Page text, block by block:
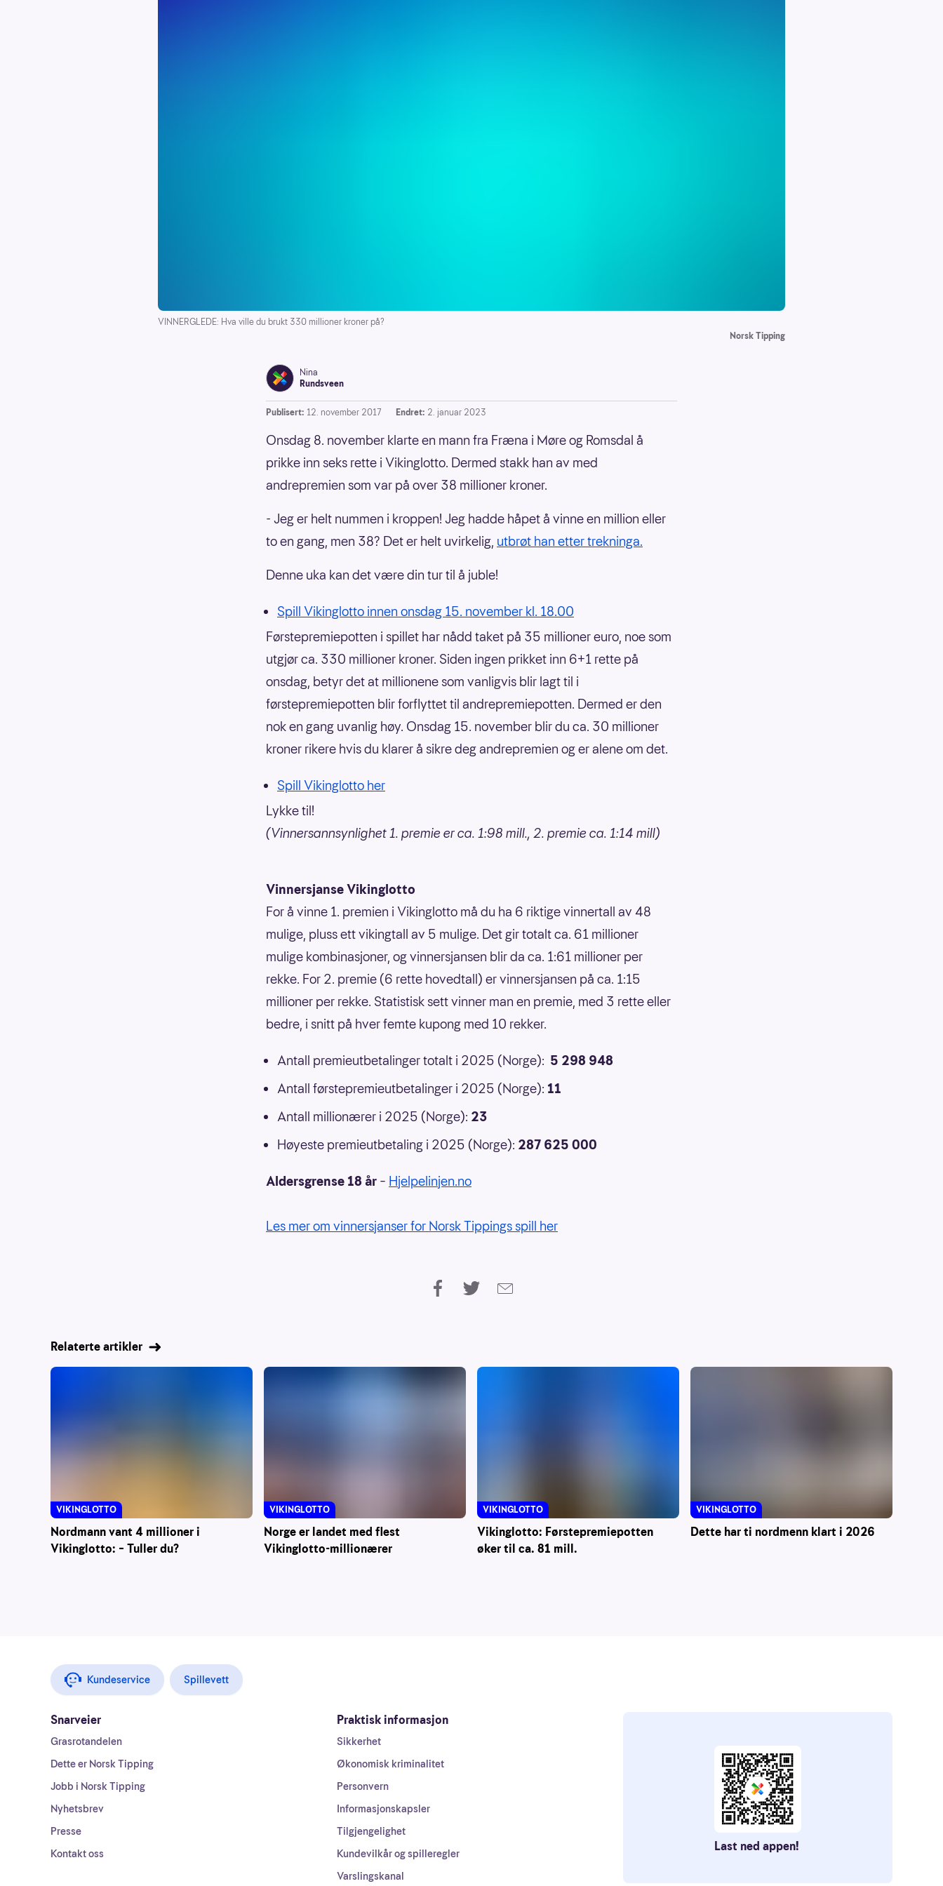
VINNERGLEDE: Hva ville du brukt 330 millioner kroner på?
Norsk Tipping
Nina
Rundsveen
Publisert: 12. november 2017 Endret: 2. januar 2023
Onsdag 8. november klarte en mann fra Fræna i Møre og Romsdal å
prikke inn seks rette i Vikinglotto. Dermed stakk han av med
andrepremien som var på over 38 millioner kroner.
- Jeg er helt nummen i kroppen! Jeg hadde håpet å vinne en million eller
to en gang, men 38? Det er helt uvirkelig, utbrøt han etter trekninga.
Denne uka kan det være din tur til å juble!
Spill Vikinglotto innen onsdag 15. november kl. 18.00
Førstepremiepotten i spillet har nådd taket på 35 millioner euro, noe som
utgjør ca. 330 millioner kroner. Siden ingen prikket inn 6+1 rette på
onsdag, betyr det at millionene som vanligvis blir lagt til i
førstepremiepotten blir forflyttet til andrepremiepotten. Dermed er den
nok en gang uvanlig høy. Onsdag 15. november blir du ca. 30 millioner
kroner rikere hvis du klarer å sikre deg andrepremien og er alene om det.
Spill Vikinglotto her
Lykke til!
(Vinnersannsynlighet 1. premie er ca. 1:98 mill., 2. premie ca. 1:14 mill)
Vinnersjanse Vikinglotto
For å vinne 1. premien i Vikinglotto må du ha 6 riktige vinnertall av 48
mulige, pluss ett vikingtall av 5 mulige. Det gir totalt ca. 61 millioner
mulige kombinasjoner, og vinnersjansen blir da ca. 1:61 millioner per
rekke. For 2. premie (6 rette hovedtall) er vinnersjansen på ca. 1:15
millioner per rekke. Statistisk sett vinner man en premie, med 3 rette eller
bedre, i snitt på hver femte kupong med 10 rekker.
Antall premieutbetalinger totalt i 2025 (Norge): 5 298 948
Antall førstepremieutbetalinger i 2025 (Norge): 11
Antall millionærer i 2025 (Norge): 23
Høyeste premieutbetaling i 2025 (Norge): 287 625 000
Aldersgrense 18 år – Hjelpelinjen.no
Les mer om vinnersjanser for Norsk Tippings spill her
Relaterte artikler
Nordmann vant 4 millioner i
Vikinglotto: – Tuller du?
VIKINGLOTTO
Norge er landet med flest
Vikinglotto-millionærer
VIKINGLOTTO
Vikinglotto: Førstepremiepotten
øker til ca. 81 mill.
VIKINGLOTTO
Dette har ti nordmenn klart i 2026
VIKINGLOTTO
Kundeservice Spillevett
Snarveier
Grasrotandelen
Dette er Norsk Tipping
Jobb i Norsk Tipping
Nyhetsbrev
Presse
Kontakt oss
Praktisk informasjon
Sikkerhet
Økonomisk kriminalitet
Personvern
Informasjonskapsler
Tilgjengelighet
Kundevilkår og spilleregler
Varslingskanal
Last ned appen!